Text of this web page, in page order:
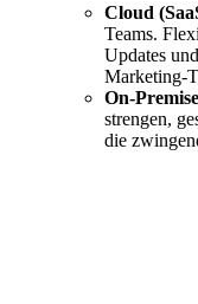
Cloud
Teams.
Updates
Marketing-
On-Premise
strengen,
die